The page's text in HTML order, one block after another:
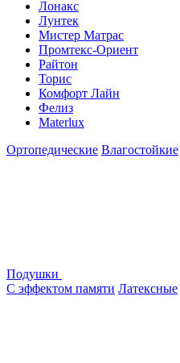
Лонакс
Лунтек
Мистер Матрас
Промтекс-Ориент
Райтон
Торис
Комфорт Лайн
Фелиз
Materlux
Ортопедические Влагостойкие
Подушки
С эффектом памяти Латексные